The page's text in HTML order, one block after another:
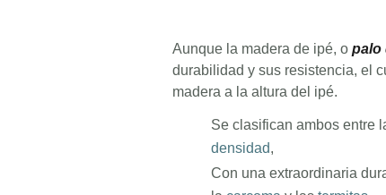
Aunque la madera de ipé, o palo
durabilidad y sus resistencia, el
madera a la altura del ipé.
Se clasifican ambos entre
densidad,
Con una extraordinaria